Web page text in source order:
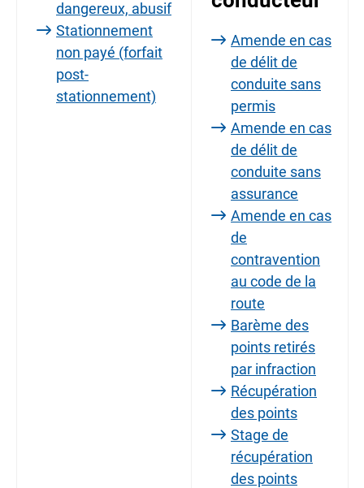
dangereux, abusif
Stationnement
non payé (forfait
post-
stationnement)
Amende en cas
de délit de
conduite sans
permis
Amende en cas
de délit de
conduite sans
assurance
Amende en cas
de
contravention
au code de la
route
Barème des
points retirés
par infraction
Récupération
des points
Stage de
récupération
des points